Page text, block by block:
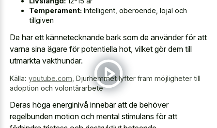
Temperament: Intelligent, oberoende, lojal och
tillgiven
De har ett kännetecknande bark som de använder för att
varna sina ägare för potentiella hot, vilket gör dem till
utmärkta vakthundar.
Källa: youtube.com Djurhemmet lyfter fram möjligheter till
adoption och volontärarbete
Deras höga energinivå innebär att de behöver
regelbunden motion och mental stimulans för att